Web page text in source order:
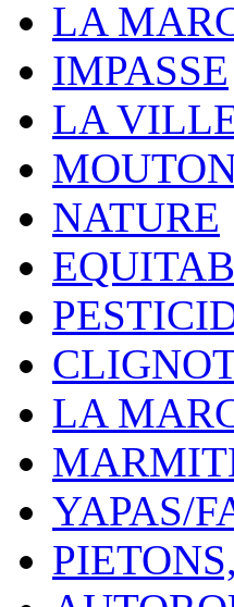
LA
IMPASSE
LA
NATURE
LA
YAPAS/